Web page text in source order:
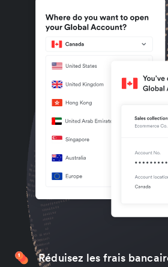
Réduisez les frais